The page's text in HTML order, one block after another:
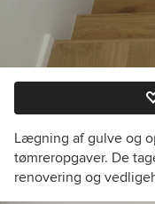
Lægning af gulve og
tømreropgaver. De
renovering og